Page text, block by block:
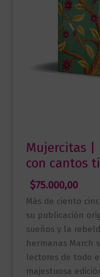
Mujercitas |
con cantos
$75.000,00
Más de ciento
su publicación
sueños y la
hermanas March
lectores de todo
majestuosa